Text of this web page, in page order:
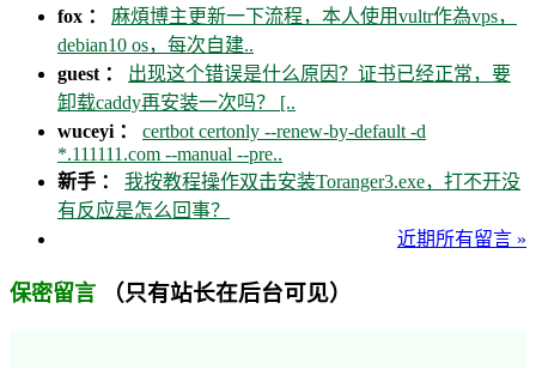
fox ： 麻煩博主更新一下流程，本人使用vultr作為vps，
debian10 os，每次自建..
guest ： 出现这个错误是什么原因？证书已经正常，要
卸载caddy再安装一次吗？ [..
wuceyi ： certbot certonly --renew-by-default -d
*.111111.com --manual --pre..
新手 ： 我按教程操作双击安装Toranger3.exe，打不开没
有反应是怎么回事？
近期所有留言 »
保密留言 （只有站长在后台可见）